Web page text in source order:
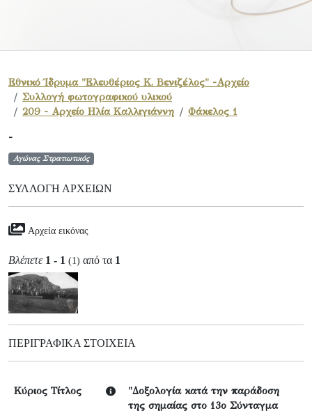
Εθνικό Ίδρυμα "Ελευθέριος Κ. Βενιζέλος" -Αρχείο
Συλλογή φωτογραφικού υλικού
209 - Αρχείο Ηλία Καλλιγιάννη
Φάκελος 1
-
Αγώνας Στρατιωτικός
ΣΥΛΛΟΓΉ ΑΡΧΕΊΩΝ
Αρχεία εικόνας
Βλέπετε 1 - 1 (1) από τα 1
ΠΕΡΙΓΡΑΦΙΚΆ ΣΤΟΙΧΕΊΑ
Κύριος Τίτλος
"Δοξολογία κατά την παράδοση
της σημαίας στο 13ο Σύνταγμα